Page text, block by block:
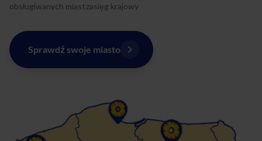
obsługiwanych miastzasięg krajowy
Sprawdź swoje miasto